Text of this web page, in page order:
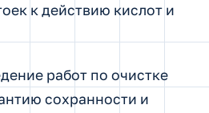
к действию кислот и
работ по очистке
сохранности и